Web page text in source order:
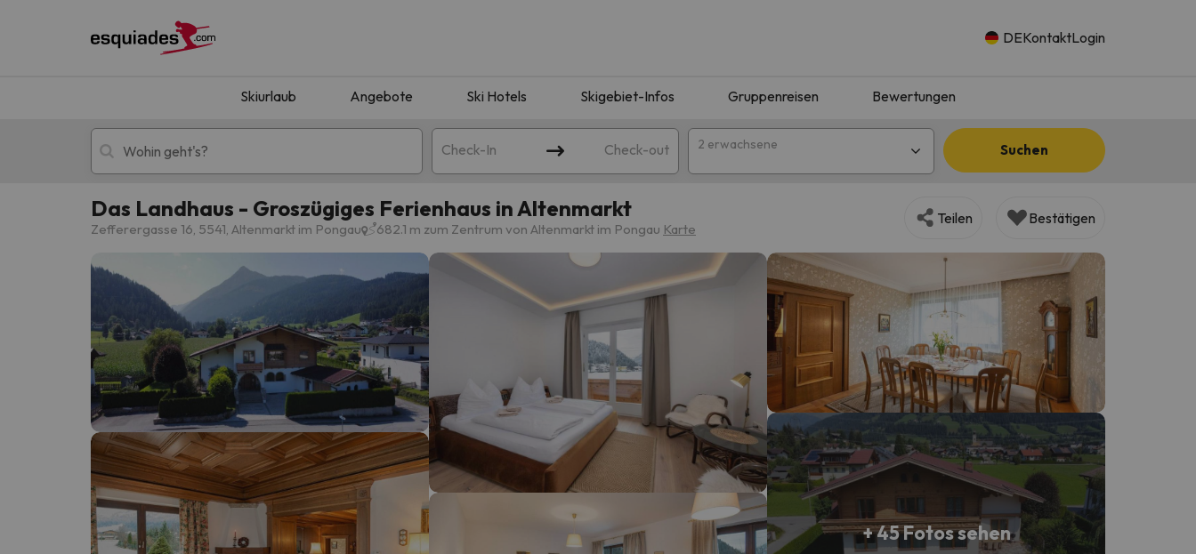
DEKontaktLogin
Skiurlaub Angebote Ski Hotels Skigebiet-Infos Gruppenreisen Bewertungen
Check-In Check-out 2 erwachsene Suchen
Skiurlaub Berghotels
Oops, wir haben keine Ergebnisse gefunden, die Ihrer Suche entsprechen. Versuchen Sie, das Ziel zu ändern.
Es sieht so aus, als hätte sich unser Sucher verirrt. Sobald er seinen Kompass gefunden hat, wird er zurück sein.
Das Landhaus - Groszügiges Ferienhaus in Altenmarkt
Zefferergasse 16, 5541, Altenmarkt im Pongau 682.1 m zum Zentrum von Altenmarkt im Pongau Karte
Teilen Bestätigen
+ 45 Fotos sehen